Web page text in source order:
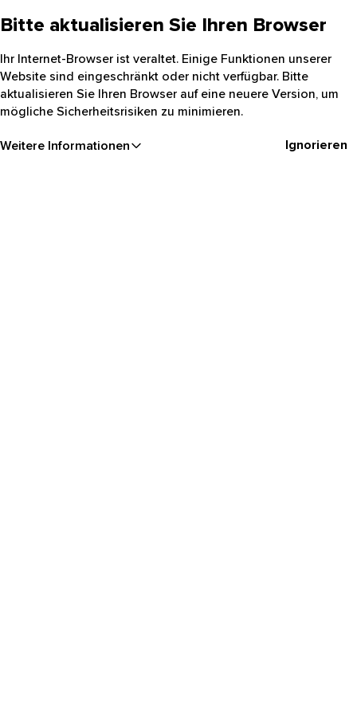
Bitte aktualisieren Sie Ihren Browser
Ihr Internet-Browser ist veraltet. Einige Funktionen unserer
Website sind eingeschränkt oder nicht verfügbar. Bitte
aktualisieren Sie Ihren Browser auf eine neuere Version, um
mögliche Sicherheitsrisiken zu minimieren.
Weitere Informationen Ignorieren